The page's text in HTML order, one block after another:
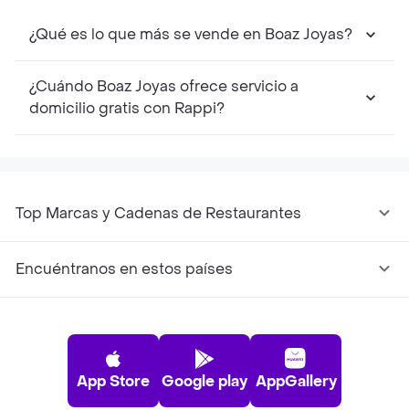
¿Qué es lo que más se vende en Boaz Joyas?
¿Cuándo Boaz Joyas ofrece servicio a
domicilio gratis con Rappi?
Top Marcas y Cadenas de Restaurantes
Encuéntranos en estos países
App Store Google play AppGallery